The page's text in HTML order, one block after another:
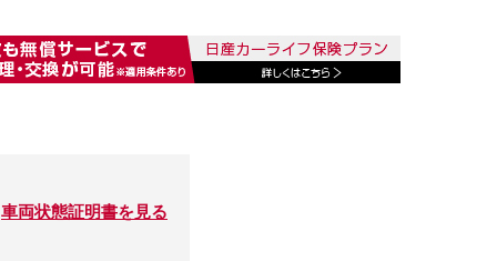
車両状態証明書を見る